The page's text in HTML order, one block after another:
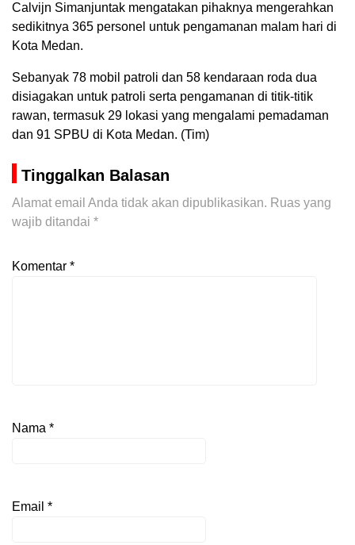
Calvijn Simanjuntak mengatakan pihaknya mengerahkan
sedikitnya 365 personel untuk pengamanan malam hari di
Kota Medan.
Sebanyak 78 mobil patroli dan 58 kendaraan roda dua
disiagakan untuk patroli serta pengamanan di titik-titik
rawan, termasuk 29 lokasi yang mengalami pemadaman
dan 91 SPBU di Kota Medan. (Tim)
Tinggalkan Balasan
Alamat email Anda tidak akan dipublikasikan. Ruas yang
wajib ditandai *
Komentar *
Nama *
Email *